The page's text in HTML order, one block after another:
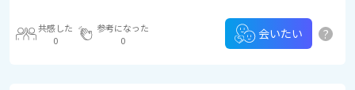
共感した
0
参考になった
0
会いたい ?